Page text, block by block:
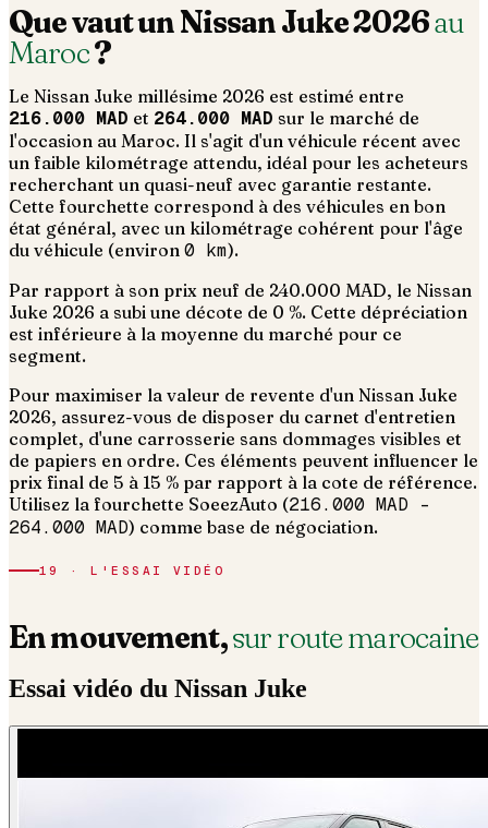
Que vaut unNissanJuke2026au
Maroc?
Le Nissan Juke millésime 2026 est estimé entre
216.000 MAD et 264.000 MAD sur le marché de
l'occasion au Maroc. Il s'agit d'un véhicule récent avec
un faible kilométrage attendu, idéal pour les acheteurs
recherchant un quasi-neuf avec garantie restante.
Cette fourchette correspond à des véhicules en bon
état général, avec un kilométrage cohérent pour l'âge
du véhicule (environ 0 km).
Par rapport à son prix neuf de 240.000 MAD, le Nissan
Juke 2026 a subi une décote de 0 %. Cette dépréciation
est inférieure à la moyenne du marché pour ce
segment.
Pour maximiser la valeur de revente d'un Nissan Juke
2026, assurez-vous de disposer du carnet d'entretien
complet, d'une carrosserie sans dommages visibles et
de papiers en ordre. Ces éléments peuvent influencer le
prix final de 5 à 15 % par rapport à la cote de référence.
Utilisez la fourchette SoeezAuto (216.000 MAD –
264.000 MAD) comme base de négociation.
19 · L'ESSAI VIDÉO
En mouvement,sur route marocaine
Essai vidéo du Nissan Juke